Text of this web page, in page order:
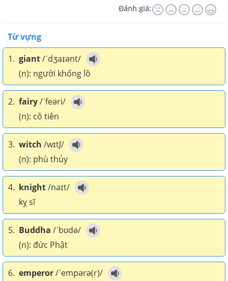
Đánh giá:
Từ vựng
1. giant/ˈdʒaɪənt/
(n): người khổng lồ
2. fairy/ˈfeəri/
(n): cô tiên
3. witch /wɪtʃ/
(n): phù thủy
4. knight/naɪt/
kỵ sĩ
5. Buddha /ˈbʊdə/
(n): đức Phật
6. emperor/ˈempərə(r)/